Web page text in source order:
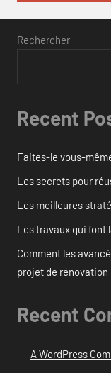
Rechercher
Recent
Faites-le vous-
Les secrets pour
Les meilleures
Les travaux qui font
Comment les
projet de rénovation
Recent
A WordPress